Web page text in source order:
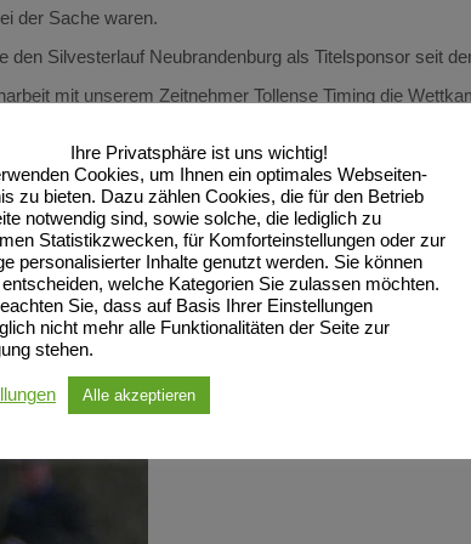
der Sache waren.
Silvesterlauf Neubrandenburg als Titelsponsor seit
mit unserem Zeitnehmer Tollense Timing die
Organisation des neu.sw Silvesterlaufs. Und natürlich
ein kleines Jubiläum ruft…der 15. neu.sw Silvesterlauf
Ihre Privatsphäre ist uns wichtig!
Cookies, um Ihnen ein optimales Webseiten-
zu bieten. Dazu zählen Cookies, die für den Betrieb
notwendig sind, sowie solche, die lediglich zu
Statistikzwecken, für Komforteinstellungen oder zur
personalisierter Inhalte genutzt werden. Sie können
welche Kategorien Sie zulassen möchten.
Sie, dass auf Basis Ihrer Einstellungen
nicht mehr alle Funktionalitäten der Seite zur
stehen.
Alle akzeptieren